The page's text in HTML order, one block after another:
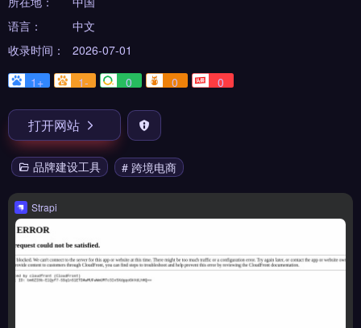
语言：
中文
收录时间：
2026-07-01
1+
1- 0 0 0
打开网站
品牌建设工具 # 跨境电商
Strapi